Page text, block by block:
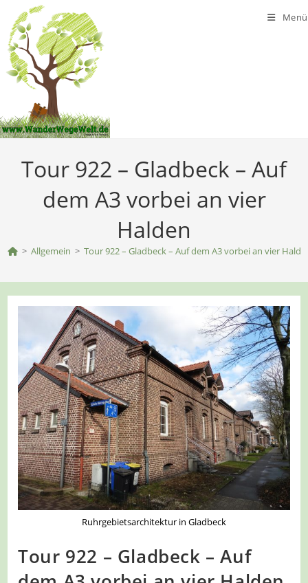
Inhalt
springen
Menü
Tour 922 – Gladbeck – Auf
dem A3 vorbei an vier
Halden
> Allgemein > Tour 922 – Gladbeck – Auf dem A3 vorbei an vier
Ruhrgebietsarchitektur in Gladbeck
Tour 922 – Gladbeck – Auf